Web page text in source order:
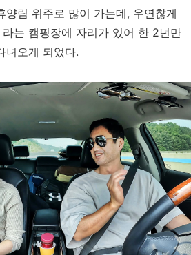
양림 위주로 많이 가는데, 우연찮게
는 캠핑장에 자리가 있어 한 2년만
녀오게 되었다.